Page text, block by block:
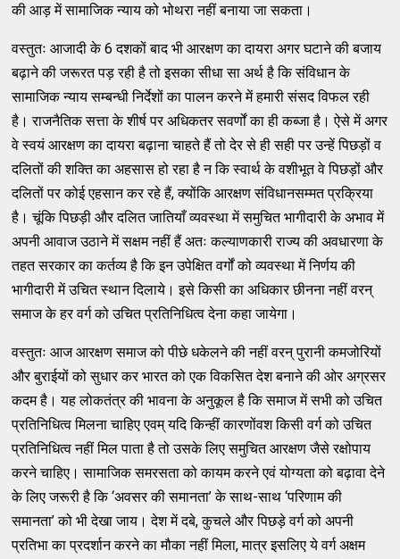
की आड़ में सामाजिक न्याय को भोथरा नहीं बनाया जा सकता।
वस्तुतः आजादी के 6 दशकों बाद भी आरक्षण का दायरा अगर घटाने की बजाय
बढ़ाने की जरूरत पड़ रही है तो इसका सीधा सा अर्थ है कि संविधान के
सामाजिक न्याय सम्बन्धी निर्देशों का पालन करने में हमारी संसद विफल रही
है। राजनैतिक सत्ता के शीर्ष पर अधिकतर सवर्णों का ही कब्जा है। ऐसे में अगर
वे स्वयं आरक्षण का दायरा बढ़ाना चाहते हैं तो देर से ही सही पर उन्हें पिछड़ों व
दलितों की शक्ति का अहसास हो रहा है न कि स्वार्थ के वशीभूत वे पिछड़ों और
दलितों पर कोई एहसान कर रहे हैं, क्योंकि आरक्षण संविधानसम्मत प्रक्रिया
है। चूंकि पिछड़ी और दलित जातियाँ व्यवस्था में समुचित भागीदारी के अभाव में
अपनी आवाज उठाने में सक्षम नहीं हैं अतः कल्याणकारी राज्य की अवधारणा के
तहत सरकार का कर्तव्य है कि इन उपेक्षित वर्गों को व्यवस्था में निर्णय की
भागीदारी में उचित स्थान दिलाये। इसे किसी का अधिकार छीनना नहीं वरन्
समाज के हर वर्ग को उचित प्रतिनिधित्व देना कहा जायेगा।
वस्तुतः आज आरक्षण समाज को पीछे धकेलने की नहीं वरन् पुरानी कमजोरियों
और बुराईयों को सुधार कर भारत को एक विकसित देश बनाने की ओर अग्रसर
कदम है। यह लोकतंत्र की भावना के अनुकूल है कि समाज में सभी को उचित
प्रतिनिधित्व मिलना चाहिए एवम् यदि किन्हीं कारणोंवश किसी वर्ग को उचित
प्रतिनिधित्व नहीं मिल पाता है तो उसके लिए समुचित आरक्षण जैसे रक्षोपाय
करने चाहिए। सामाजिक समरसता को कायम करने एवं योग्यता को बढ़ावा देने
के लिए जरूरी है कि ‘अवसर की समानता’ के साथ-साथ ‘परिणाम की
समानता’ को भी देखा जाय। देश में दबे, कुचले और पिछड़े वर्ग को अपनी
प्रतिभा का प्रदर्शान करने का मौका नहीं मिला, मात्र इसलिए ये वर्ग अक्षम